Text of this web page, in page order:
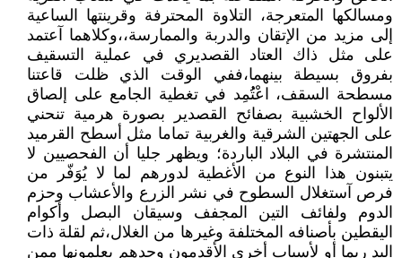
ومسالكها المتعرجة، التلاوة المحترفة وقرينتها الساعية
إلى مزيد من الإتقان والدربة والممارسة،،وكلاهما آعتمد
على مثل ذاك العتاد القصديري في عملية التسقيف
بفروق بسيطة بينهما،ففي الوقت الذي ظلت قاعتنا
مسطحة السقف، اعْتُُمِد في تغطية الجامع على إلصاق
الألواح الخشبية بصفائح القصدير بصورة هرمية تنحني
على الجهتين الشرقية والغربية تماما مثل أسطح القرميد
المنتشرة في البلاد الباردة؛ ويظهر جليا أن الفحصيين لا
يتبنون هذا النوع من الأغطية لدورهم لما لا يُوَفّر من
فرص آستغلال السطوح في نشر الزرع والأعشاب وحزم
الدوم ولفائف التين المجفف وسيقان البصل وأكوام
اليقطين بأصنافه المختلفة وغيرها من الغلال،ثم لقلة ذات
اليد ربما أو لأسباب أخرى الأقدمون وحدهم يعلمونها ممن